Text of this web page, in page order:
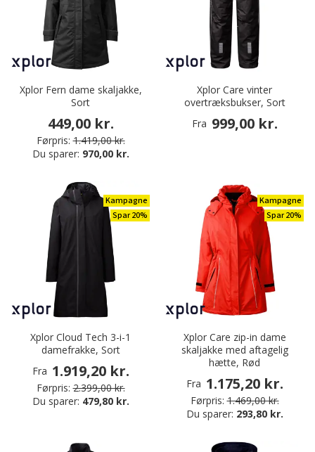
Xplor Fern dame skaljakke,
Sort
449,00 kr.
Førpris: 1.419,00 kr.
Du sparer: 970,00 kr.
Xplor Care vinter
overtræksbukser, Sort
Fra 999,00 kr.
Kampagne
Spar 20%
Xplor Cloud Tech 3-i-1
damefrakke, Sort
Fra 1.919,20 kr.
Førpris: 2.399,00 kr.
Du sparer: 479,80 kr.
Kampagne
Spar 20%
Xplor Care zip-in dame
skaljakke med aftagelig
hætte, Rød
Fra 1.175,20 kr.
Førpris: 1.469,00 kr.
Du sparer: 293,80 kr.